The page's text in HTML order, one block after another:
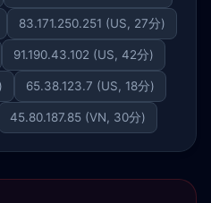
83.171.250.251 (US, 27分)
91.190.43.102 (US, 42分)
65.38.123.7 (US, 18分)
45.80.187.85 (VN, 30分)